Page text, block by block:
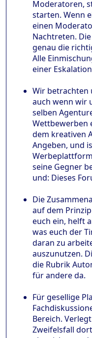
Moderatoren,
starten. Wenn
einen
Nachtreten.
genau die
Alle
einer
Wir betrachten
auch wenn wir
selben
Wettbewerben
dem kreativen
Angeben, und
seine Gegner
und: Dieses
Die
auf dem
euch ein, helft
was euch der
daran zu
auszunutzen.
die Rubrik
für andere da.
Für gesellige
Bereich.
Zweifelsfall